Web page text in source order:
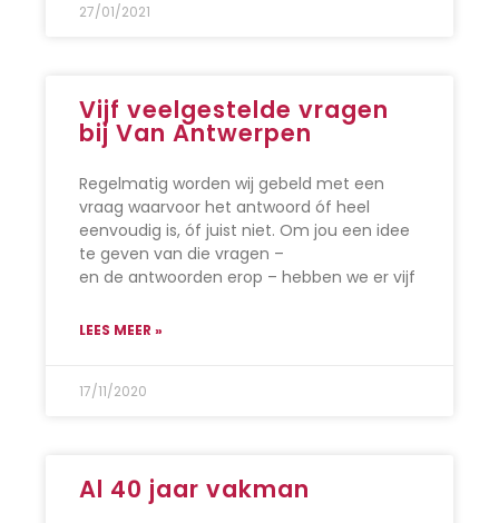
27/01/2021
Vijf veelgestelde vragen
bij Van Antwerpen
Regelmatig worden wij gebeld met een
vraag waarvoor het antwoord óf heel
eenvoudig is, óf juist niet. Om jou een idee
te geven van die vragen –
en de antwoorden erop – hebben we er vijf
LEES MEER »
17/11/2020
Al 40 jaar vakman